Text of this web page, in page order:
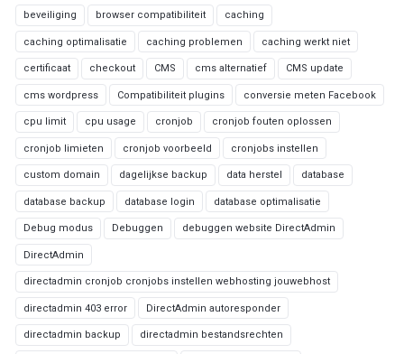
beveiliging browser compatibiliteit caching
caching optimalisatie caching problemen caching werkt niet
certificaat checkout CMS cms alternatief CMS update
cms wordpress Compatibiliteit plugins conversie meten Facebook
cpu limit cpu usage cronjob cronjob fouten oplossen
cronjob limieten cronjob voorbeeld cronjobs instellen
custom domain dagelijkse backup data herstel database
database backup database login database optimalisatie
Debug modus Debuggen debuggen website DirectAdmin
DirectAdmin
directadmin cronjob cronjobs instellen webhosting jouwebhost
directadmin 403 error DirectAdmin autoresponder
directadmin backup directadmin bestandsrechten